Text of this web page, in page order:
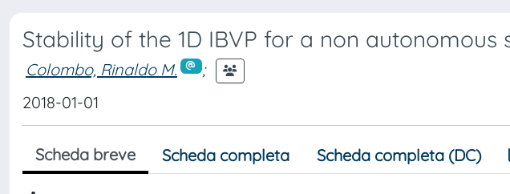
Stability of the 1D IBVP for a non
Colombo, Rinaldo M.
;
2018-01-01
Scheda breve Scheda completa Scheda completa (DC)